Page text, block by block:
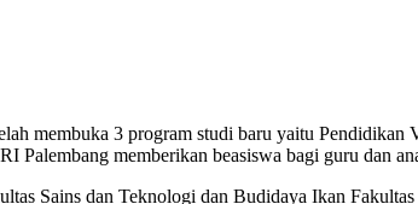
membuka 3 program studi baru yaitu
Palembang memberikan beasiswa bagi guru dan
Sains dan Teknologi dan Budidaya Ikan